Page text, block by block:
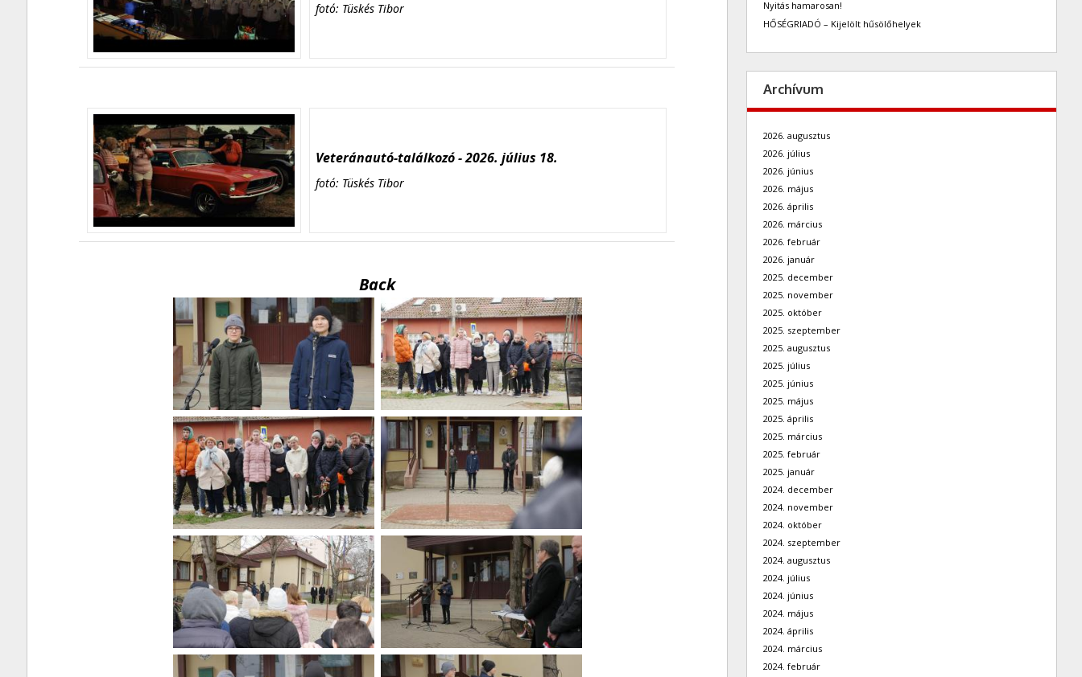
fotó: Tüskés Tibor
Veteránautó-találkozó - 2026. július 18.
fotó: Tüskés Tibor
Back
Nyitás hamarosan!
HŐSÉGRIADÓ – Kijelölt hűsölőhelyek
Archívum
2026. augusztus
2026. július
2026. június
2026. május
2026. április
2026. március
2026. február
2026. január
2025. december
2025. november
2025. október
2025. szeptember
2025. augusztus
2025. július
2025. június
2025. május
2025. április
2025. március
2025. február
2025. január
2024. december
2024. november
2024. október
2024. szeptember
2024. augusztus
2024. július
2024. június
2024. május
2024. április
2024. március
2024. február